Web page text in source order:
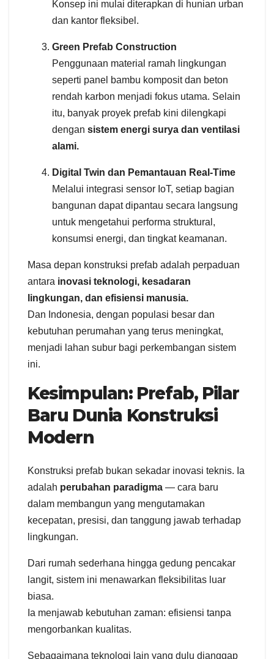
Konsep ini mulai diterapkan di hunian urban
dan kantor fleksibel.
Green Prefab Construction
Penggunaan material ramah lingkungan
seperti panel bambu komposit dan beton
rendah karbon menjadi fokus utama. Selain
itu, banyak proyek prefab kini dilengkapi
dengan sistem energi surya dan ventilasi
alami.
Digital Twin dan Pemantauan Real-Time
Melalui integrasi sensor IoT, setiap bagian
bangunan dapat dipantau secara langsung
untuk mengetahui performa struktural,
konsumsi energi, dan tingkat keamanan.
Masa depan konstruksi prefab adalah perpaduan
antara inovasi teknologi, kesadaran
lingkungan, dan efisiensi manusia.
Dan Indonesia, dengan populasi besar dan
kebutuhan perumahan yang terus meningkat,
menjadi lahan subur bagi perkembangan sistem
ini.
Kesimpulan: Prefab, Pilar
Baru Dunia Konstruksi
Modern
Konstruksi prefab bukan sekadar inovasi teknis. Ia
adalah perubahan paradigma — cara baru
dalam membangun yang mengutamakan
kecepatan, presisi, dan tanggung jawab terhadap
lingkungan.
Dari rumah sederhana hingga gedung pencakar
langit, sistem ini menawarkan fleksibilitas luar
biasa.
Ia menjawab kebutuhan zaman: efisiensi tanpa
mengorbankan kualitas.
Sebagaimana teknologi lain yang dulu dianggap